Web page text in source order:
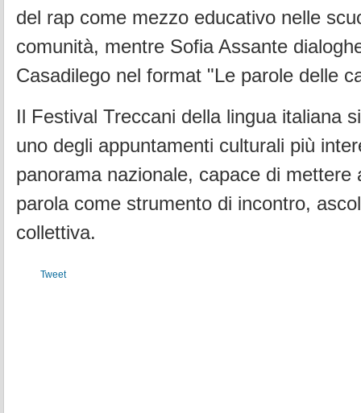
del rap come mezzo educativo nelle
comunità, mentre Sofia Assante
Casadilego nel format "Le parole delle
Il Festival Treccani della lingua italiana
uno degli appuntamenti culturali più
panorama nazionale, capace di mettere
parola come strumento di incontro,
collettiva.
Tweet